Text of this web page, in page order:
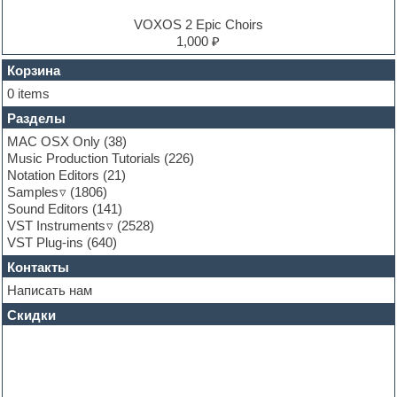
FL Studio
Flute
Folk samples
Fruityloops
Funk
Garritan
General MIDI kits
Guitar emulation
Guitar loops
Guitar processing and effects
Hands-up samples
Hardstyle
Heavy metal sample packs
Hip-hop
House music
Hypersonic
Jazz
VOXOS 2 Epic Choirs
1,000 ₽
Корзина
0 items
Разделы
MAC OSX Only (38)
Music Production Tutorials (226)
Notation Editors (21)
Samples
(1806)
Sound Editors (141)
VST Instruments
(2528)
VST Plug-ins (640)
Контакты
Написать нам
Скидки